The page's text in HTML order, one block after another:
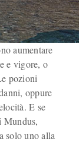
aumentare
e vigore, o
pozioni
oppure
E se
Mundus,
solo uno alla